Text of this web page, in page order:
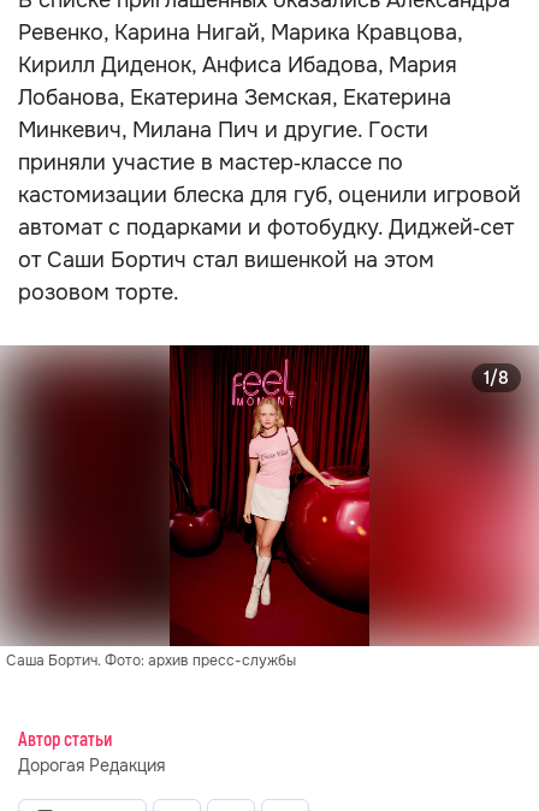
Ревенко, Карина Нигай, Марика Кравцова,
Кирилл Диденок, Анфиса Ибадова, Мария
Лобанова, Екатерина Земская, Екатерина
Минкевич, Милана Пич и другие. Гости
приняли участие в мастер‑классе по
кастомизации блеска для губ, оценили игровой
автомат с подарками и фотобудку. Диджей‑сет
от Саши Бортич стал вишенкой на этом
розовом торте.
Саша Бортич. Фото: архив пресс-службы
1/8
Автор статьи
Дорогая Редакция